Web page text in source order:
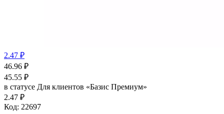
2.47 ₽
46.96 ₽
45.55 ₽
в статусе Для клиентов «Базис Премиум»
2.47 ₽
Код: 22697